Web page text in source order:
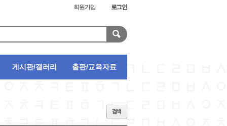
회원가입 로그인
게시판/갤러리 출판/교육자료